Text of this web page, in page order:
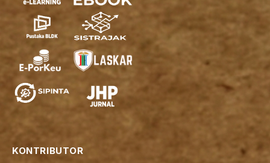
KONTRIBUTOR